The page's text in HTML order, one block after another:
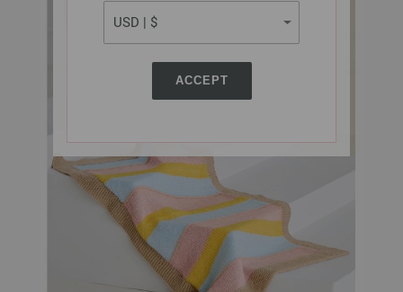
ACCEPT